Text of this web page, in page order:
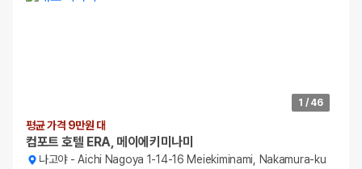
1 / 46
평균 가격 9만원 대
컴포트 호텔 ERA, 메이에키미나미
나고야-Aichi Nagoya 1-14-16 Meiekiminami, Nakamura-ku